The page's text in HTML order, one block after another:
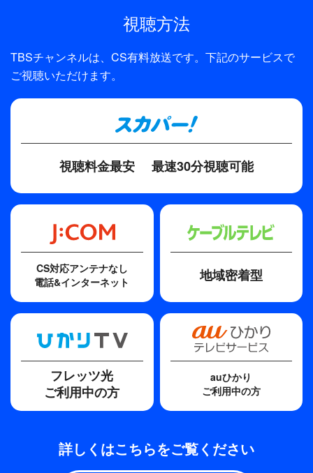
時代に石炭鉱業所所長シン・テファン（チョ・ミン
（イ・ジョンウォン）の復讐を誓いながら成長して
いく。父を失い、互いに支え合い母親を助けながら
成長していった兄ドンチョルと弟ドンウク。しかし
ドンチョルはテファンの陰謀により罠にはめられ、
愛するドンウクと引き裂かれ少年院に送られること
制作
Core Contents Media Jellybox
ディレクター・監督
キム・ジンマン、チェ・ビョンギル
ナ・ヨンスク
主題歌
運命に逆らって
sg WANNA BE＋
視聴方法
TBSチャンネルは、CS有料放送です。下記のサービスで
ご視聴いただけます。
視聴料金最安 最速30分視聴可能
CS対応アンテナなし
電話&インターネット
地域密着型
フレッツ光
ご利用中の方
auひかり
ご利用中の方
詳しくはこちらをご覧ください